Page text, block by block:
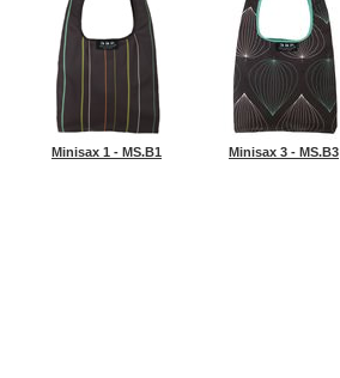
Minisax 1 - MS.B1 Minisax 3 - MS.B3